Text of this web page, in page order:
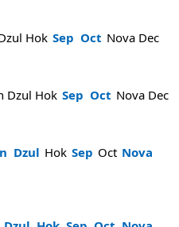
Hok Sep Oct Nova Dec
Dzul Hok Sep Oct Nova Dec
Dzul Hok Sep Oct Nova